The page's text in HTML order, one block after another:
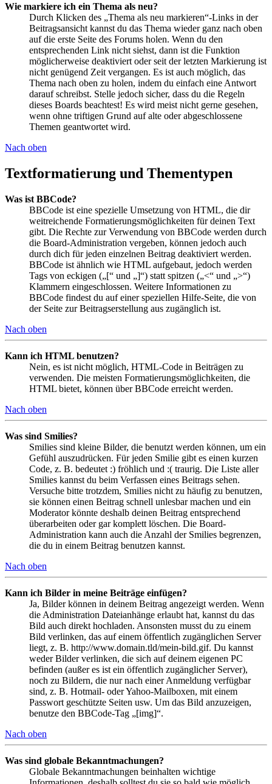
Wie markiere ich ein Thema als neu?
Durch Klicken des „Thema als neu markieren“-Links in der
Beitragsansicht kannst du das Thema wieder ganz nach oben
auf die erste Seite des Forums holen. Wenn du den
entsprechenden Link nicht siehst, dann ist die Funktion
möglicherweise deaktiviert oder seit der letzten Markierung ist
nicht genügend Zeit vergangen. Es ist auch möglich, das
Thema nach oben zu holen, indem du einfach eine Antwort
darauf schreibst. Stelle jedoch sicher, dass du die Regeln
dieses Boards beachtest! Es wird meist nicht gerne gesehen,
wenn ohne triftigen Grund auf alte oder abgeschlossene
Themen geantwortet wird.
Nach oben
Textformatierung und Thementypen
Was ist BBCode?
BBCode ist eine spezielle Umsetzung von HTML, die dir
weitreichende Formatierungsmöglichkeiten für deinen Text
gibt. Die Rechte zur Verwendung von BBCode werden durch
die Board-Administration vergeben, können jedoch auch
durch dich für jeden einzelnen Beitrag deaktiviert werden.
BBCode ist ähnlich wie HTML aufgebaut, jedoch werden
Tags von eckigen („[“ und „]“) statt spitzen („<“ und „>“)
Klammern eingeschlossen. Weitere Informationen zu
BBCode findest du auf einer speziellen Hilfe-Seite, die von
der Seite zur Beitragserstellung aus zugänglich ist.
Nach oben
Kann ich HTML benutzen?
Nein, es ist nicht möglich, HTML-Code in Beiträgen zu
verwenden. Die meisten Formatierungsmöglichkeiten, die
HTML bietet, können über BBCode erreicht werden.
Nach oben
Was sind Smilies?
Smilies sind kleine Bilder, die benutzt werden können, um ein
Gefühl auszudrücken. Für jeden Smilie gibt es einen kurzen
Code, z. B. bedeutet :) fröhlich und :( traurig. Die Liste aller
Smilies kannst du beim Verfassen eines Beitrags sehen.
Versuche bitte trotzdem, Smilies nicht zu häufig zu benutzen,
sie können einen Beitrag schnell unlesbar machen und ein
Moderator könnte deshalb deinen Beitrag entsprechend
überarbeiten oder gar komplett löschen. Die Board-
Administration kann auch die Anzahl der Smilies begrenzen,
die du in einem Beitrag benutzen kannst.
Nach oben
Kann ich Bilder in meine Beiträge einfügen?
Ja, Bilder können in deinem Beitrag angezeigt werden. Wenn
die Administration Dateianhänge erlaubt hat, kannst du das
Bild auch direkt hochladen. Ansonsten musst du zu einem
Bild verlinken, das auf einem öffentlich zugänglichen Server
liegt, z. B. http://www.domain.tld/mein-bild.gif. Du kannst
weder Bilder verlinken, die sich auf deinem eigenen PC
befinden (außer es ist ein öffentlich zugänglicher Server),
noch zu Bildern, die nur nach einer Anmeldung verfügbar
sind, z. B. Hotmail- oder Yahoo-Mailboxen, mit einem
Passwort geschützte Seiten usw. Um das Bild anzuzeigen,
benutze den BBCode-Tag „[img]“.
Nach oben
Was sind globale Bekanntmachungen?
Globale Bekanntmachungen beinhalten wichtige